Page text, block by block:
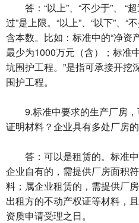
答：“以上”、“不少于”、 “超
过”是上限。“以上”、“以下”、“
含本数。比如：标准中的“净资
最少为1000万元（含）；标准
坑围护工程。”是指可承接开挖
围护工程。
9.标准中要求的生产厂房，
证明材料？企业具有多处厂房
答：可以是租赁的。标准中
企业自有的，需提供厂房面积
料；属企业租赁的，需提供厂
出租方的不动产权证等材料，
资质申请受理之日。